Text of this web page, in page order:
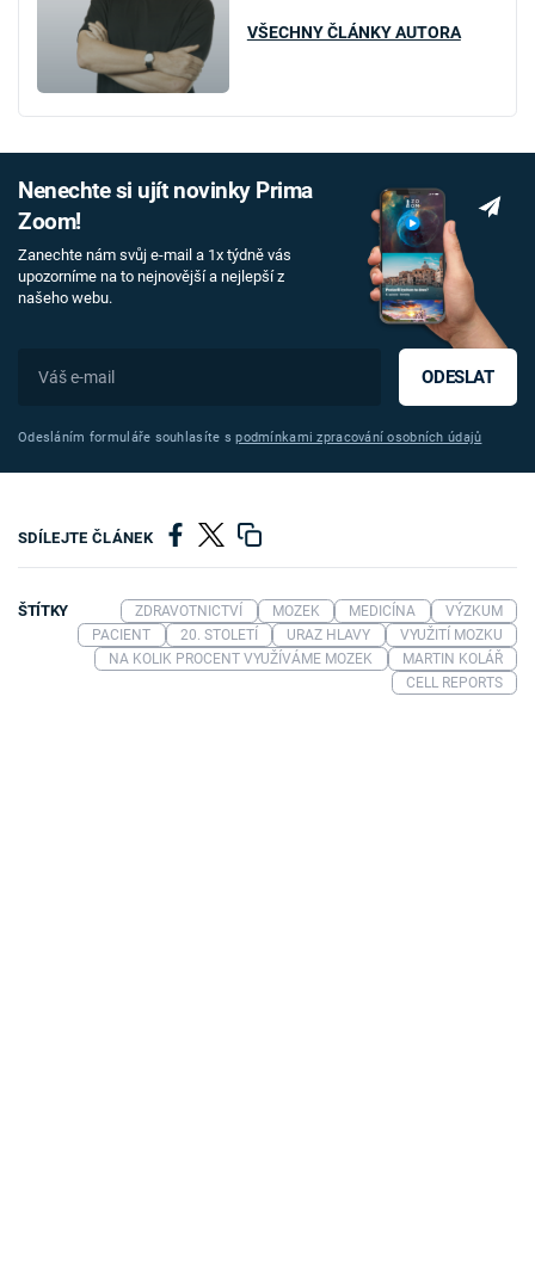
VŠECHNY ČLÁNKY AUTORA
Nenechte si ujít novinky Prima
Zoom!
Zanechte nám svůj e-mail a 1x týdně vás
upozorníme na to nejnovější a nejlepší z
našeho webu.
ODESLAT
Odesláním formuláře souhlasíte spodmínkami zpracování osobních údajů
SDÍLEJTE ČLÁNEK
ŠTÍTKY ZDRAVOTNICTVÍ MOZEK MEDICÍNA
VÝZKUM
PACIENT
20. STOLETÍ URAZ HLAVY
VYUŽITÍ MOZKU
NA KOLIK PROCENT VYUŽÍVÁME MOZEK
MARTIN KOLÁŘ
CELL REPORTS